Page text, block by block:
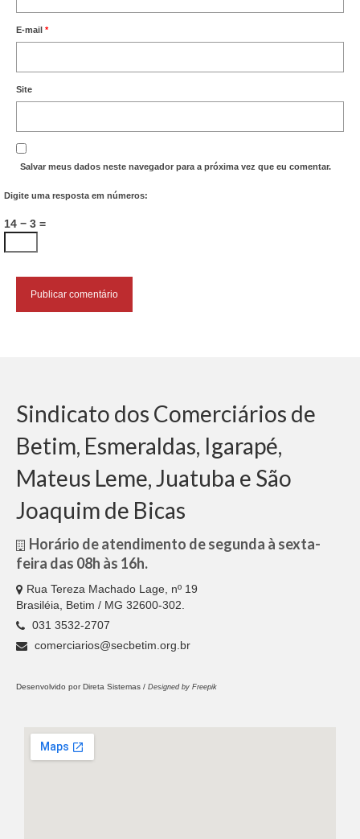
E-mail *
Site
Salvar meus dados neste navegador para a próxima vez que eu comentar.
Digite uma resposta em números:
14 − 3 =
Sindicato dos Comerciários de
Betim, Esmeraldas, Igarapé,
Mateus Leme, Juatuba e São
Joaquim de Bicas
Horário de atendimento de segunda à sexta-
feira das 08h às 16h.
Rua Tereza Machado Lage, nº 19
Brasiléia, Betim / MG 32600-302.
031 3532-2707
comerciarios@secbetim.org.br
Desenvolvido porDireta Sistemas / Designed by Freepik